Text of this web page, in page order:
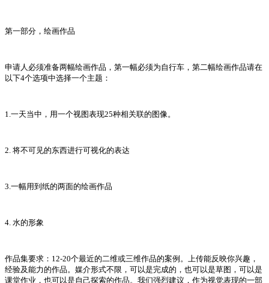
第一部分，绘画作品
申请人必须准备两幅绘画作品，第一幅必须为自行车，第二幅绘画作品请在
以下4个选项中选择一个主题：
1.一天当中，用一个视图表现25种相关联的图像。
2. 将不可见的东西进行可视化的表达
3.一幅用到纸的两面的绘画作品
4. 水的形象
作品集要求：12-20个最近的二维或三维作品的案例。上传能反映你兴趣，
经验及能力的作品。媒介形式不限，可以是完成的，也可以是草图，可以是
课堂作业，也可以是自己探索的作品。我们强烈建议，作为视觉表现的一部